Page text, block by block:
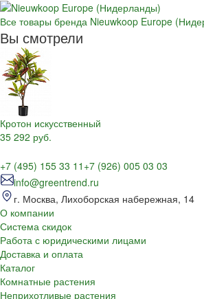
Все товары бренда Nieuwkoop Europe
Вы смотрели
Кротон искусственный
35 292 руб.
+7 (495) 155 33 11 +7 (926) 005 03 03
info@greentrend.ru
г. Москва, Лихоборская набережная, 14
О компании
Система скидок
Работа с юридическими лицами
Доставка и оплата
Каталог
Комнатные растения
Неприхотливые растения